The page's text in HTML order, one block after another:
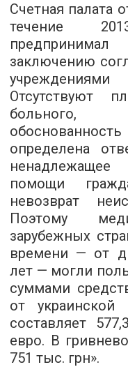
Счетная палата
течение
заключению
Отсутствуют
больного,
определена
ненадлежащее
помощи
невозврат
Поэтому
зарубежных
времени — от
лет — могли
суммами
от
составляет
евро. В
751 тыс. грн».